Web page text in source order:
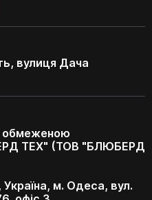
вулиця Дача
обмеженою
ТЕХ" (ТОВ "БЛЮБЕРД
м. Одеса, вул.